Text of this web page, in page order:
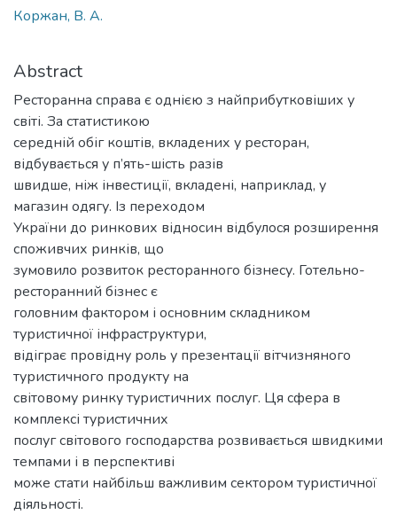
Коржан, В. А.
Abstract
Ресторанна справа є однією з найприбутковіших у
світі. За статистикою
середній обіг коштів, вкладених у ресторан,
відбувається у п’ять-шість разів
швидше, ніж інвестиції, вкладені, наприклад, у
магазин одягу. Із переходом
України до ринкових відносин відбулося розширення
споживчих ринків, що
зумовило розвиток ресторанного бізнесу. Готельно-
ресторанний бізнес є
головним фактором і основним складником
туристичної інфраструктури,
відіграє провідну роль у презентації вітчизняного
туристичного продукту на
світовому ринку туристичних послуг. Ця сфера в
комплексі туристичних
послуг світового господарства розвивається швидкими
темпами і в перспективі
може стати найбільш важливим сектором туристичної
діяльності.